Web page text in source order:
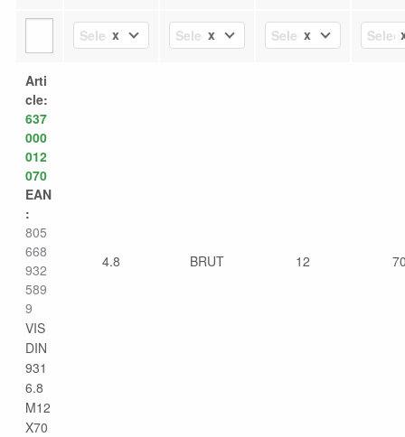
Select Value
x Select Value
x Select Value
x
Arti
cle:
637
000
012
070
EAN
:
805
668
932
589
9
VIS
DIN
931
6.8
M12
X70
4.8 BRUT 12